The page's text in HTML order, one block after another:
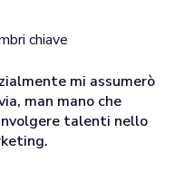
chiave
mi assumerò
man mano che
talenti nello